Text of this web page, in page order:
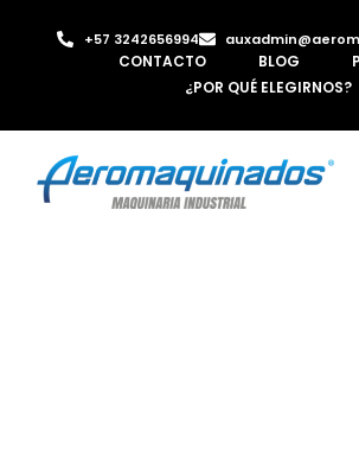
+57 3242656994
CONTACTO BLOG
¿POR QUÉ ELEGIRNOS?